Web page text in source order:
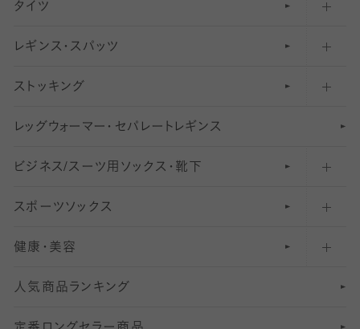
無地・プレーンソックス・靴下
柄ソックス・靴下
スニーカー（くるぶし）用ソックス
アンクル・ショートソックス（くるぶし上）
クルーソックス（ふくらはぎ下）
ハイソックス
オーバーニー・ニーハイソックス
フットカバー・カバーソックス（ふつう）
フットカバー・カバーソックス（浅め）
タイツ
30デニール以下のタイツ（薄手タイツ）
31〜40デニールタイツ
41〜60デニールタイツ
61〜80デニールタイツ
81 〜110デニールタイツ
111〜210デニールタイツ
211デニールタイツ以上（防寒・厚手タイツ）
レギンス・スパッツ
柄レギンス
無地レギンス
レギンスパンツ（レギパン）
マタニティレギンス
5 分丈
6 分丈レギンス
ストッキング
伝線しにくいストッキング
ショートストッキング
結婚式用ストッキング
美脚ストッキング
オールスルーストッキング
レッ グ ウォー マー ・ セパレー ト レ ギンス
ビジネス/スーツ用 ソックス・靴下
匠シリーズ
フレッシャーズ向けソックス・靴下
冠婚葬祭向けソックス・靴下
スポーツソックス
ランニングソックス・靴下
ゴルフソックス・靴下
健康・美容
インナーソックス
人気商品ランキング